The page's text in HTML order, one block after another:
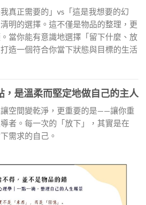
真正需要的」vs「這是我想要的幻
明的選擇。這不僅是物品的整理，更
當你能有意識地選擇「留下什麼、放
造一個符合你當下狀態與目標的生活
，是溫柔而堅定地做自己的主人
空間變乾淨，更重要的是——讓你重
者。每一次的「放下」，其實是在
需求的自己。